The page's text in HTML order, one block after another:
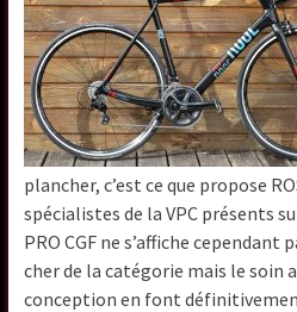
plancher, c’est ce que propose
spécialistes de la VPC présents
PRO CGF ne s’affiche
cher de la catégorie mais le soin
conception en font